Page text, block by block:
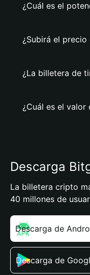
¿Cuál es el
¿Subirá el
¿La billetera de
¿Cuál es el
Descarga
La billetera cripto
40 millones de
Descarga de
Descarga de